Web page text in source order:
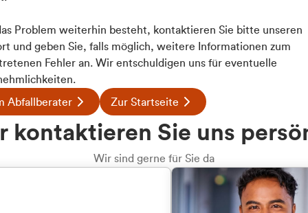
Details
Inhalte und Anzeigen zu personalisieren, Funktionen für
auf unsere Website zu analysieren. Außerdem geben wir
an unsere Partner für soziale Medien, Werbung und
möglicherweise mit weiteren Daten zusammen,
Ihrer Nutzung der Dienste gesammelt haben.
welcher
Problem weiterhin besteht, kontaktieren Sie bitte unseren
und geben Sie, falls möglich, weitere Informationen zum
Fehler an. Wir entschuldigen uns für eventuelle
Abfallberater Zur Startseite
kontaktieren Sie uns
Wir sind gerne für Sie da